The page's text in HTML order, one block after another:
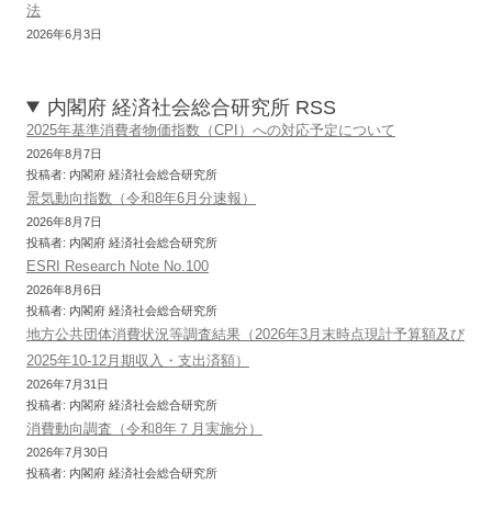
法
2026年6月3日
内閣府 経済社会総合研究所 RSS
2025年基準消費者物価指数（CPI）への対応予定について
2026年8月7日
投稿者: 内閣府 経済社会総合研究所
景気動向指数（令和8年6月分速報）
2026年8月7日
投稿者: 内閣府 経済社会総合研究所
ESRI Research Note No.100
2026年8月6日
投稿者: 内閣府 経済社会総合研究所
地方公共団体消費状況等調査結果（2026年3月末時点現計予算額及び
2025年10-12月期収入・支出済額）
2026年7月31日
投稿者: 内閣府 経済社会総合研究所
消費動向調査（令和8年７月実施分）
2026年7月30日
投稿者: 内閣府 経済社会総合研究所